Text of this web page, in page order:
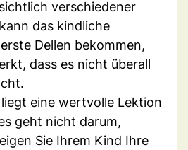
verschiedener
das kindliche
Dellen bekommen,
dass es nicht überall
eine wertvolle Lektion
geht nicht darum,
Sie Ihrem Kind Ihre